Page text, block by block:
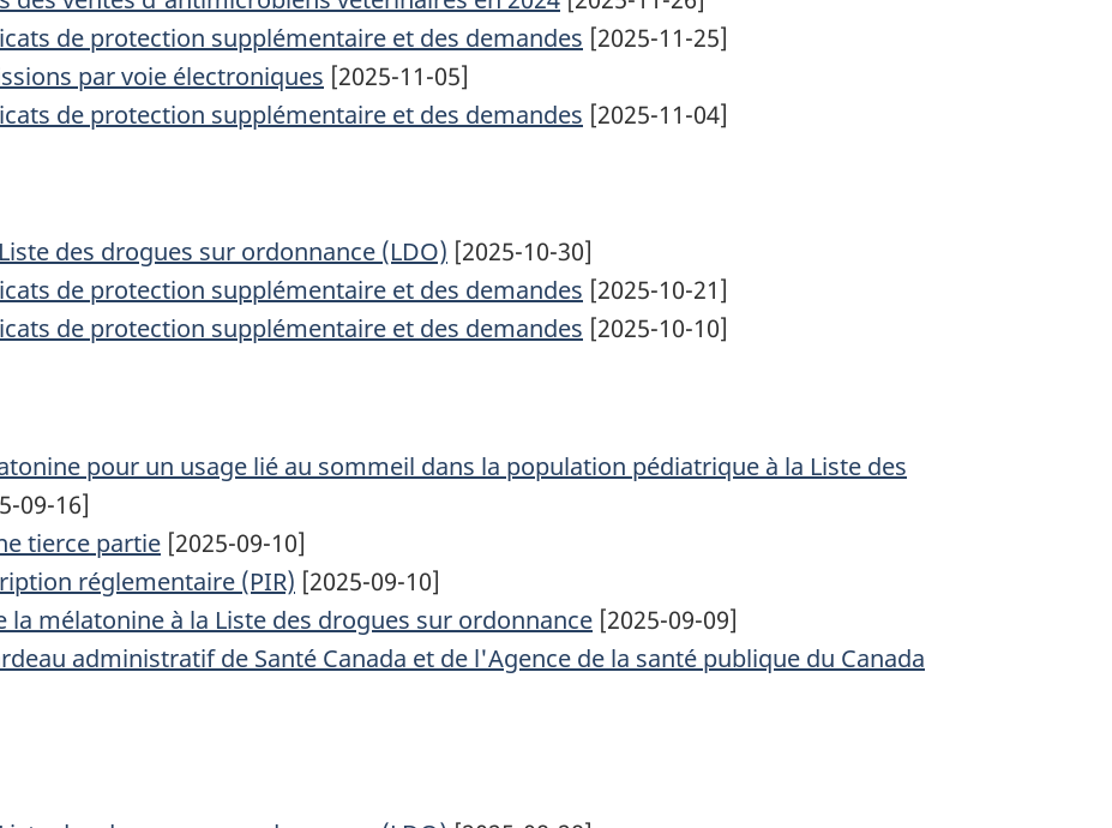
de protection supplémentaire et des demandes [2025-11-25]
par voie électroniques [2025-11-05]
de protection supplémentaire et des demandes [2025-11-04]
des drogues sur ordonnance (LDO) [2025-10-30]
de protection supplémentaire et des demandes [2025-10-21]
de protection supplémentaire et des demandes [2025-10-10]
pour un usage lié au sommeil dans la population pédiatrique à la Liste des
09-16]
tierce partie [2025-09-10]
réglementaire (PIR) [2025-09-10]
mélatonine à la Liste des drogues sur ordonnance [2025-09-09]
administratif de Santé Canada et de l'Agence de la santé publique du Canada